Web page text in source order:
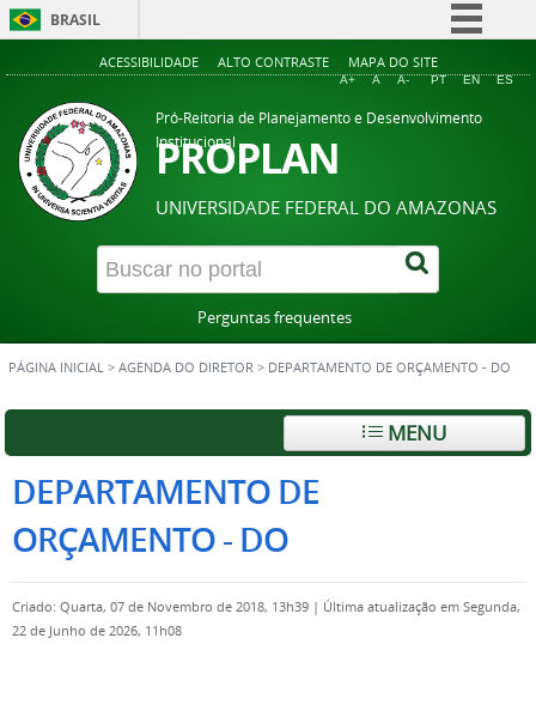
BRASIL
Simplifique!
Acesso à informação
Legislação
Canais
ACESSIBILIDADE ALTO CONTRASTE MAPA DO SITE
A+ A A- PT EN ES
Pró-Reitoria de Planejamento e Desenvolvimento
Institucional
PROPLAN
UNIVERSIDADE FEDERAL DO AMAZONAS
Perguntas frequentes
PÁGINA INICIAL > AGENDA DO DIRETOR > DEPARTAMENTO DE ORÇAMENTO - DO
MENU
DEPARTAMENTO DE
ORÇAMENTO - DO
Criado: Quarta, 07 de Novembro de 2018, 13h39 | Última atualização em Segunda,
22 de Junho de 2026, 11h08